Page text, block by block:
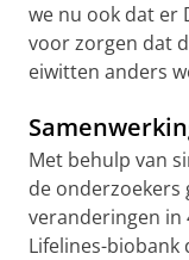
we nu ook dat er
voor zorgen dat
eiwitten anders
Met behulp van
de onderzoekers
veranderingen in
Lifelines-biobank